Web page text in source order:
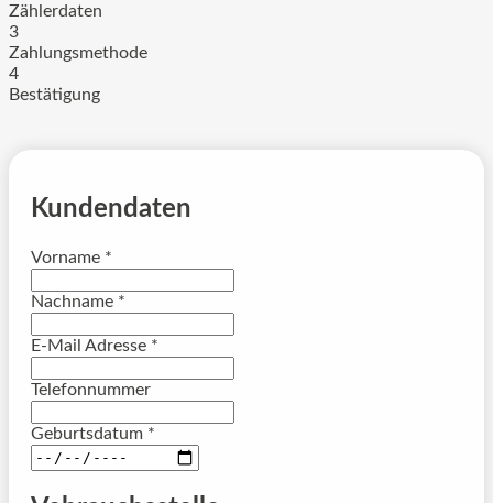
Zählerdaten
3
Zahlungsmethode
4
Bestätigung
Kundendaten
Vorname *
Nachname *
E-Mail Adresse *
Telefonnummer
Geburtsdatum *